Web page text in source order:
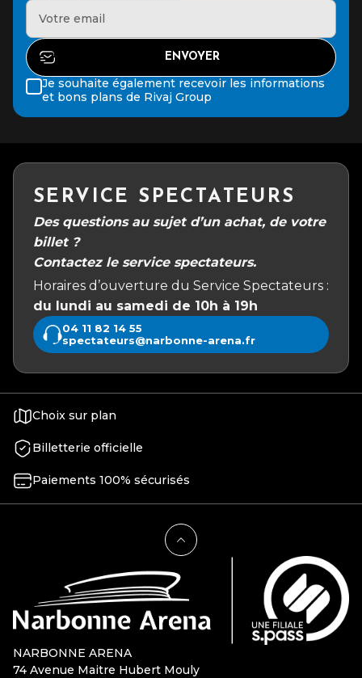
Je souhaite également recevoir les informations
et bons plans de Rivaj Group
SERVICE SPECTATEURS
Des questions au sujet d’un achat, de votre
billet ?
Contactez le service spectateurs.
Horaires d’ouverture du Service Spectateurs :
du lundi au samedi de 10h à 19h
04 11 82 14 55
spectateurs@narbonne-arena.fr
Choix sur plan
Billetterie officielle
Paiements 100% sécurisés
NARBONNE ARENA
74 Avenue Maitre Hubert Mouly